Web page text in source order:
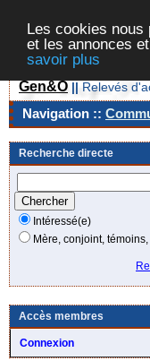
Les cookies nous
et les annonces
savoir plus
Gen&O || Relevés
Navigation ::
Recherche directe
Intéressé(e)
Mère, conjoint,
Accès membres
Connexion